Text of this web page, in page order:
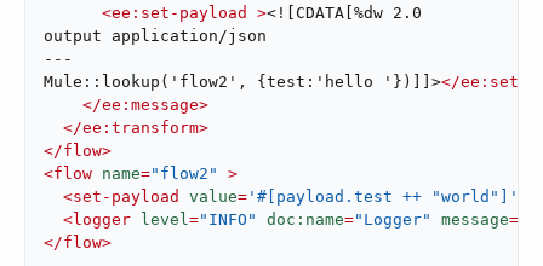
<ee:set-payload ><![CDATA[%dw 2.0
output application/json
---
Mule::lookup('flow2', {test:'hello '})]]></ee:set-
</ee:message>
</ee:transform>
</flow>
<flow name="flow2"
>
<set-payload value= '#[payload.test ++ "world"]'
<logger level="INFO" doc:name="Logger" message=
</flow>